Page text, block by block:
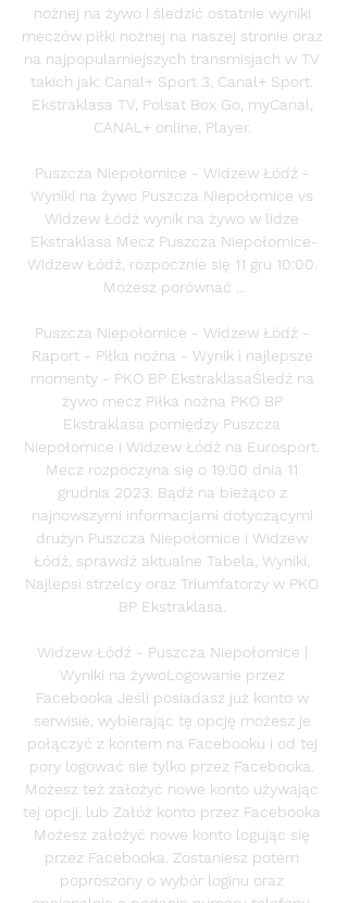
nożnej na żywo i śledzić ostatnie wyniki
meczów piłki nożnej na naszej stronie oraz
na najpopularniejszych transmisjach w TV
takich jak: Canal+ Sport 3, Canal+ Sport.
Ekstraklasa TV, Polsat Box Go, myCanal,
CANAL+ online, Player.
Puszcza Niepołomice - Widzew Łódź -
Wyniki na żywo Puszcza Niepołomice vs
Widzew Łódź wynik na żywo w lidze
Ekstraklasa Mecz Puszcza Niepołomice-
Widzew Łódź, rozpocznie się 11 gru 10:00.
Możesz porównać ...
Puszcza Niepołomice - Widzew Łódź -
Raport - Piłka nożna - Wynik i najlepsze
momenty - PKO BP EkstraklasaŚledź na
żywo mecz Piłka nożna PKO BP
Ekstraklasa pomiędzy Puszcza
Niepołomice i Widzew Łódź na Eurosport.
Mecz rozpoczyna się o 19:00 dnia 11
grudnia 2023. Bądź na bieżąco z
najnowszymi informacjami dotyczącymi
drużyn Puszcza Niepołomice i Widzew
Łódź, sprawdź aktualne Tabela, Wyniki,
Najlepsi strzelcy oraz Triumfatorzy w PKO
BP Ekstraklasa.
Widzew Łódź - Puszcza Niepołomice |
Wyniki na żywoLogowanie przez
Facebooka Jeśli posiadasz już konto w
serwisie, wybierając tę opcję możesz je
połączyć z kontem na Facebooku i od tej
pory logować sie tylko przez Facebooka.
Możesz też założyć nowe konto używając
tej opcji. lub Załóż konto przez Facebooka
Możesz założyć nowe konto logując się
przez Facebooka. Zostaniesz potem
poproszony o wybór loginu oraz